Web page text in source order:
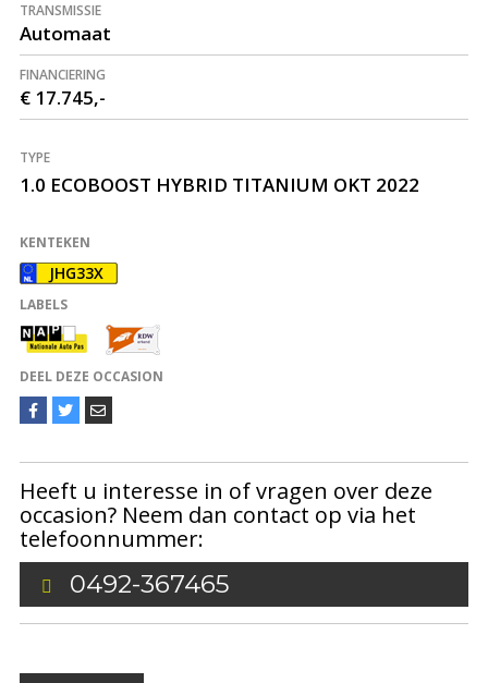
TRANSMISSIE
Automaat
FINANCIERING
€ 17.745,-
TYPE
1.0 ECOBOOST HYBRID TITANIUM OKT 2022
KENTEKEN
JHG33X
LABELS
DEEL DEZE OCCASION
Heeft u interesse in of vragen over deze
occasion? Neem dan contact op via het
telefoonnummer:
0492-367465